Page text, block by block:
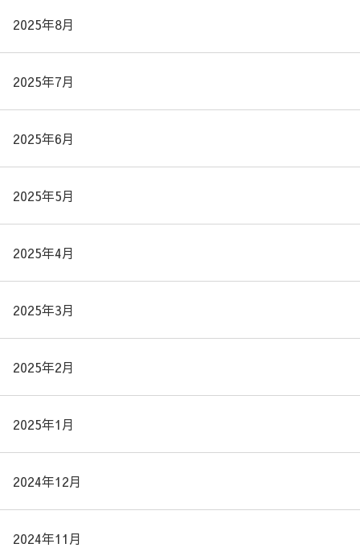
2025年8月
2025年7月
2025年6月
2025年5月
2025年4月
2025年3月
2025年2月
2025年1月
2024年12月
2024年11月